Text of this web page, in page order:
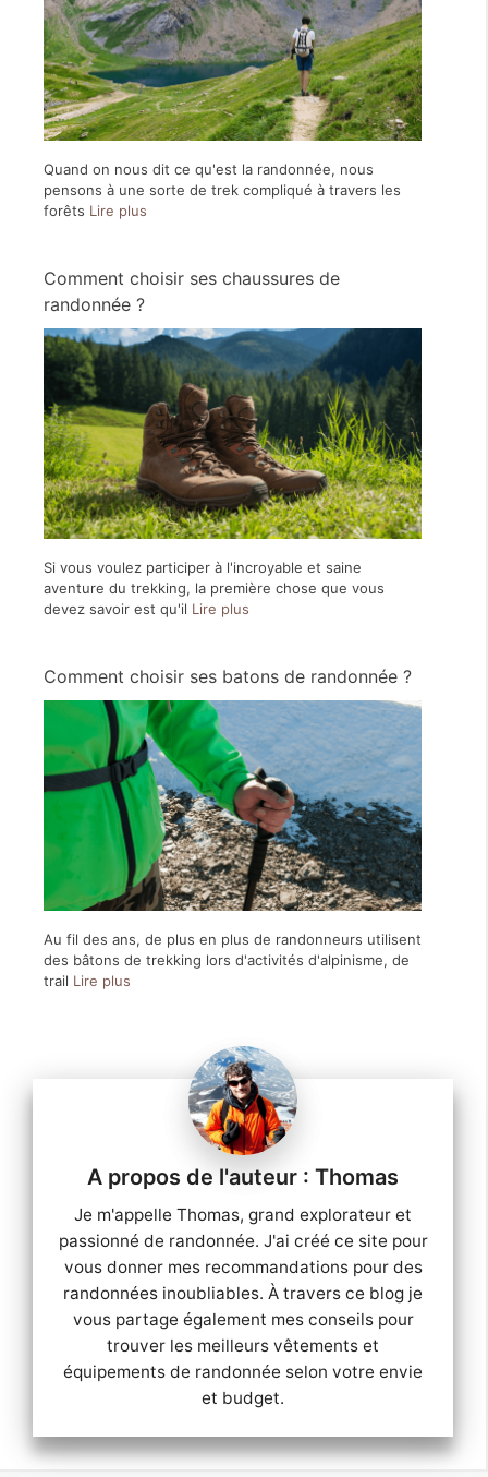
Quand on nous dit ce qu'est la randonnée, nous
pensons à une sorte de trek compliqué à travers les
forêts Lire plus
Comment choisir ses chaussures de
randonnée ?
Si vous voulez participer à l'incroyable et saine
aventure du trekking, la première chose que vous
devez savoir est qu'il Lire plus
Comment choisir ses batons de randonnée ?
Au fil des ans, de plus en plus de randonneurs utilisent
des bâtons de trekking lors d'activités d'alpinisme, de
trail Lire plus
Thomas
Je m'appelle Thomas, grand explorateur et
passionné de randonnée. J'ai créé ce site pour
vous donner mes recommandations pour des
randonnées inoubliables. À travers ce blog je
vous partage également mes conseils pour
trouver les meilleurs vêtements et
équipements de randonnée selon votre envie
et budget.